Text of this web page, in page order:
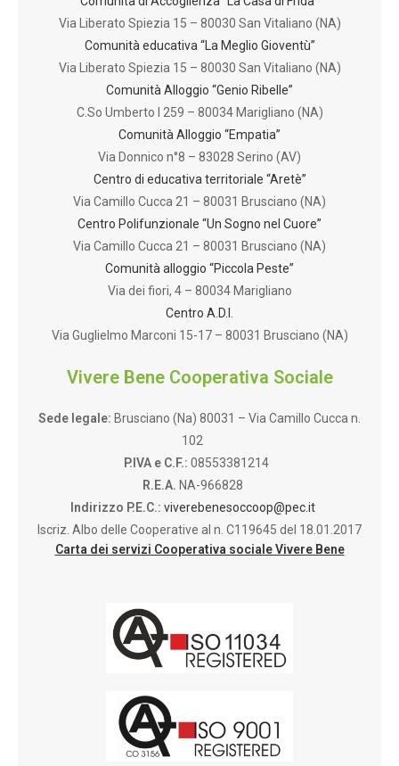
Via Liberato Spiezia 15 – 80030 San Vitaliano (NA)
Comunità educativa “La Meglio Gioventù”
Via Liberato Spiezia 15 – 80030 San Vitaliano (NA)
Comunità Alloggio “Genio Ribelle”
C.So Umberto I 259 – 80034 Marigliano (NA)
Comunità Alloggio “Empatia”
Via Donnico n°8 – 83028 Serino (AV)
Centro di educativa territoriale “Aretè”
Via Camillo Cucca 21 – 80031 Brusciano (NA)
Centro Polifunzionale “Un Sogno nel Cuore”
Via Camillo Cucca 21 – 80031 Brusciano (NA)
Comunità alloggio “Piccola Peste”
Via dei fiori, 4 – 80034 Marigliano
Centro A.D.I.
Via Guglielmo Marconi 15-17 – 80031 Brusciano (NA)
Vivere Bene Cooperativa Sociale
Sede legale: Brusciano (Na) 80031 – Via Camillo Cucca n.
102
P.IVA e C.F.: 08553381214
R.E.A. NA-966828
Indirizzo P.E.C.: viverebenesoccoop@pec.it
Iscriz. Albo delle Cooperative al n. C119645 del 18.01.2017
Carta dei servizi Cooperativa sociale Vivere Bene